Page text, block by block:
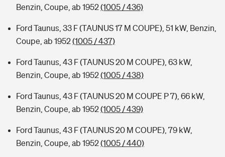
Benzin, Coupe, ab 1952(1005 / 436)
Ford Taunus, 33 F (TAUNUS 17 M COUPE), 51 kW, Benzin,
Coupe, ab 1952(1005 / 437)
Ford Taunus, 43 F (TAUNUS 20 M COUPE), 63 kW,
Benzin, Coupe, ab 1952(1005 / 438)
Ford Taunus, 43 F (TAUNUS 20 M COUPE P 7), 66 kW,
Benzin, Coupe, ab 1952(1005 / 439)
Ford Taunus, 43 F (TAUNUS 20 M COUPE), 79 kW,
Benzin, Coupe, ab 1952(1005 / 440)